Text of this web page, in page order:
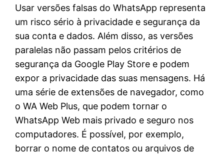
Usar versões falsas do WhatsApp representa
um risco sério à privacidade e segurança da
sua conta e dados. Além disso, as versões
paralelas não passam pelos critérios de
segurança da Google Play Store e podem
expor a privacidade das suas mensagens. Há
uma série de extensões de navegador, como
o WA Web Plus, que podem tornar o
WhatsApp Web mais privado e seguro nos
computadores. É possível, por exemplo,
borrar o nome de contatos ou arquivos de